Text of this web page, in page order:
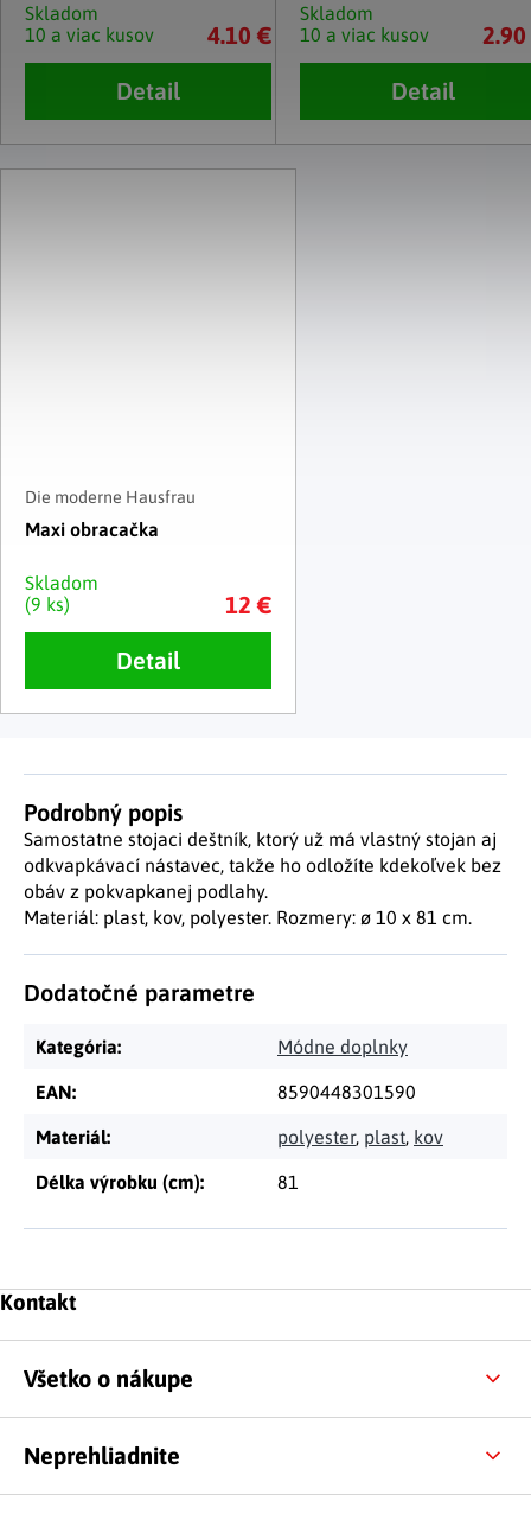
Skladom
10 a viac kusov
4.10 €
Detail
Skladom
10 a viac kusov
Detail
Die moderne Hausfrau
Maxi obracačka
Skladom
(9 ks)
12 €
Detail
Podrobný popis
Samostatne stojaci deštník, ktorý už má vlastný stojan aj
odkvapkávací nástavec, takže ho odložíte kdekoľvek bez
obáv z pokvapkanej podlahy.
Materiál: plast, kov, polyester. Rozmery: ø 10 x 81 cm.
Dodatočné parametre
Kategória: Módne doplnky
EAN: 8590448301590
Materiál: polyester, plast, kov
Délka výrobku (cm): 81
Zápätie
Kontakt
Všetko o nákupe
Neprehliadnite